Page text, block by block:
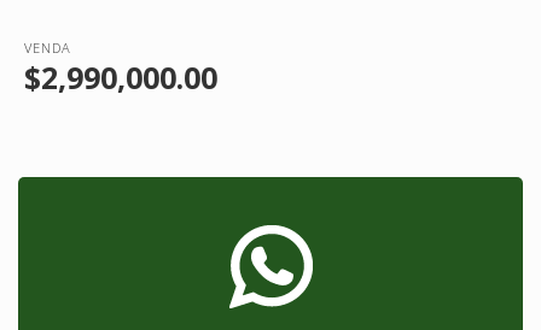
VENDA
$2,990,000.00